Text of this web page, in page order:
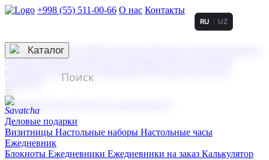
+998 (55) 511-00-66 О нас Контакты
3D гравировка
смолой (Doming)
гравировка твердая
тиснение
RU UZ
☰
Контакты
Каталог
Деловые подарки
Визитницы Настольные наборы Настольные часы
Ежедневник
Блокноты Ежедневники Ежедневники на заказ Калькулятор